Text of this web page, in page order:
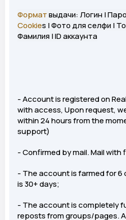
Форматвыдачи: Логин |
Cookies | Фото для селфи |
Фамилия | ID аккаунта
- Account is registered on
with access, Upon request,
within 24 hours from the
support)
- Confirmed by mail. Mail with
- The account is farmed for
is 30+ days;
- The account is completely
reposts from groups/pages.